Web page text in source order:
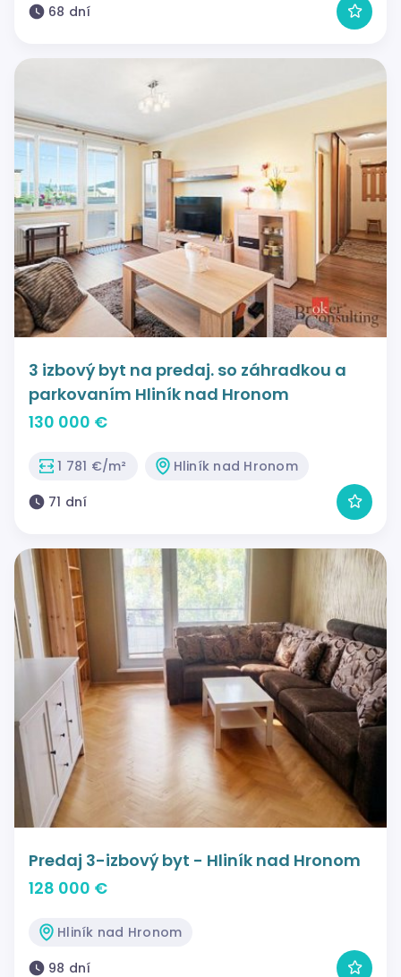
68 dní
3 izbový byt na predaj. so záhradkou a
parkovaním Hliník nad Hronom
130 000 €
1 781 €/m²
Hliník nad Hronom
71 dní
Predaj 3-izbový byt - Hliník nad Hronom
128 000 €
Hliník nad Hronom
98 dní